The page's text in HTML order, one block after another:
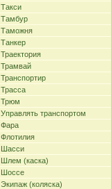
Такси
Тамбур
Таможня
Танкер
Траектория
Трамвай
Транспортир
Трасса
Трюм
Управлять транспортом
Фара
Флотилия
Шасси
Шлем (каска)
Шоссе
Экипаж (коляска)